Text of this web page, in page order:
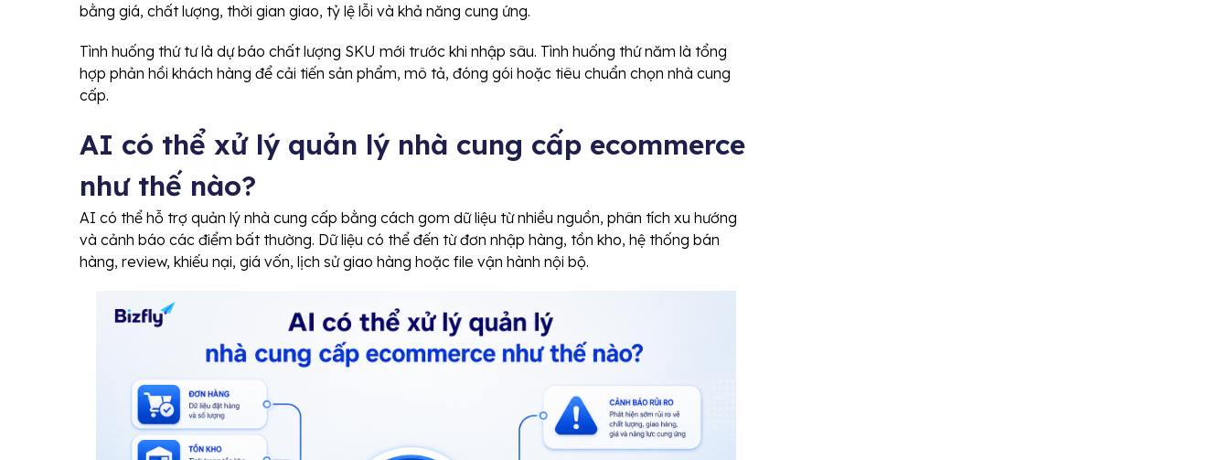
bằng giá, chất lượng, thời gian giao, tỷ lệ lỗi và khả năng cung ứng.
Tình huống thứ tư là dự báo chất lượng SKU mới trước khi nhập sâu. Tình huống thứ năm là tổng
hợp phản hồi khách hàng để cải tiến sản phẩm, mô tả, đóng gói hoặc tiêu chuẩn chọn nhà cung
cấp.
AI có thể xử lý quản lý nhà cung cấp ecommerce
như thế nào?
AI có thể hỗ trợ quản lý nhà cung cấp bằng cách gom dữ liệu từ nhiều nguồn, phân tích xu hướng
và cảnh báo các điểm bất thường. Dữ liệu có thể đến từ đơn nhập hàng, tồn kho, hệ thống bán
hàng, review, khiếu nại, giá vốn, lịch sử giao hàng hoặc file vận hành nội bộ.